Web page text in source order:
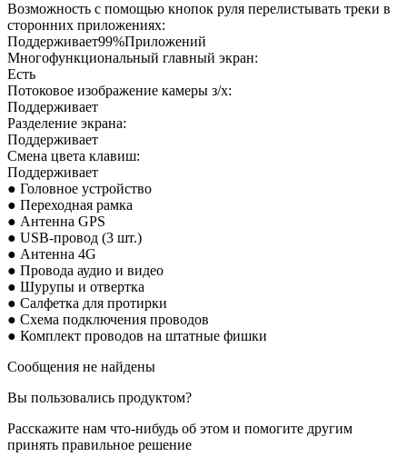
Возможность с помощью кнопок руля перелистывать треки в
сторонних приложениях:
Поддерживает99%Приложений
Многофункциональный главный экран:
Есть
Потоковое изображение камеры з/х:
Поддерживает
Разделение экрана:
Поддерживает
Смена цвета клавиш:
Поддерживает
● Головное устройство
● Переходная рамка
● Антенна GPS
● USB-провод (3 шт.)
● Антенна 4G
● Провода аудио и видео
● Шурупы и отвертка
● Салфетка для протирки
● Схема подключения проводов
● Комплект проводов на штатные фишки
Сообщения не найдены
Вы пользовались продуктом?
Расскажите нам что-нибудь об этом и помогите другим
принять правильное решение